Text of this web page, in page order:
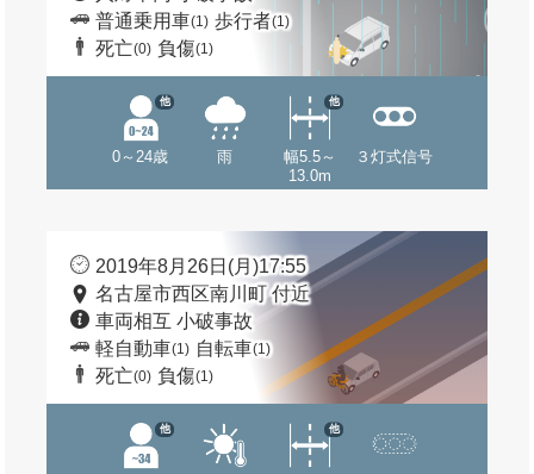
普通乗用車(1) 歩行者(1)
死亡(0) 負傷(1)
0～24歳
他
雨
幅5.5～
13.0m
他
３灯式信号
2019年8月26日(月)17:55
名古屋市西区南川町 付近
車両相互 小破事故
軽自動車(1) 自転車(1)
死亡(0) 負傷(1)
他 他